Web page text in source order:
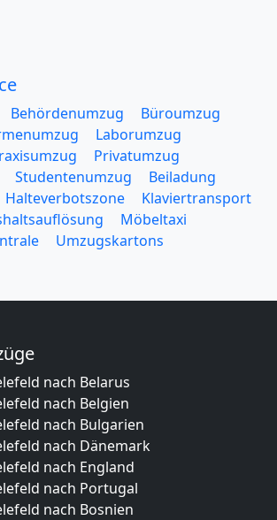
Behördenumzug
Büroumzug
Laborumzug
Privatumzug
Studentenumzug
Beiladung
Halteverbotszone
Klaviertransport
Möbeltaxi
Umzugskartons
nach Belarus
nach Belgien
nach Bulgarien
nach Dänemark
nach England
nach Portugal
nach Bosnien